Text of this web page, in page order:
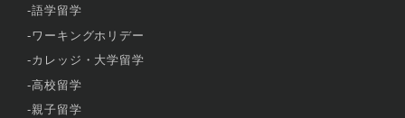
語学留学
ワーキングホリデー
カレッジ・大学留学
高校留学
親子留学